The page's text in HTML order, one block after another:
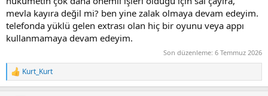
mevla kayıra değil mi? ben yine zalak olmaya devam edeyim.
telefonda yüklü gelen extrası olan hiç bir oyunu veya appı
kullanmamaya devam edeyim.
Son düzenleme: 6 Temmuz 2026
R
e
Kurt_Kurt